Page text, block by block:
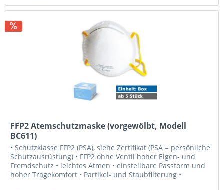
FFP2 Atemschutzmaske (vorgewölbt, Modell
BC611)
• Schutzklasse FFP2 (PSA), siehe Zertifikat (PSA = persönliche
Schutzausrüstung) • FFP2 ohne Ventil hoher Eigen- und
Fremdschutz • leichtes Atmen • einstellbare Passform und
hoher Tragekomfort • Partikel- und Staubfilterung •